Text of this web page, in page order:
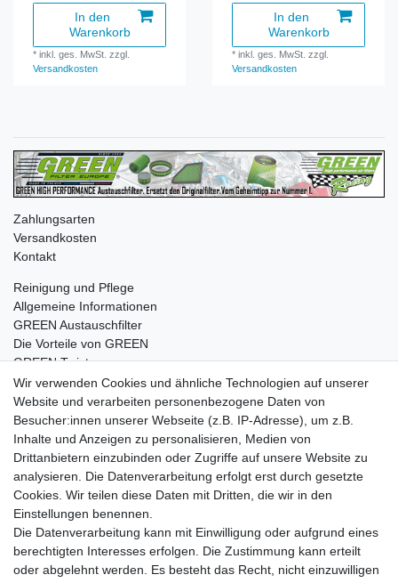
In den
Warenkorb
*inkl. ges. MwSt. zzgl.
Versandkosten
In den
Warenkorb
*inkl. ges. MwSt. zzgl.
Versandkosten
Zahlungsarten
Versandkosten
Kontakt
Reinigung und Pflege
Allgemeine Informationen
GREEN Austauschfilter
Die Vorteile von GREEN
GREEN Twister
Impressum Daten­schutz­erklärung AGB
Barrierefreiheitserklärung Widerrufs­recht
Vertrag widerrufen Kontakt
Wir verwenden Cookies und ähnliche Technologien auf unserer
Website und verarbeiten personenbezogene Daten von
Besucher:innen unserer Webseite (z.B. IP-Adresse), um z.B.
Inhalte und Anzeigen zu personalisieren, Medien von
Drittanbietern einzubinden oder Zugriffe auf unsere Website zu
analysieren. Die Datenverarbeitung erfolgt erst durch gesetzte
Cookies. Wir teilen diese Daten mit Dritten, die wir in den
Einstellungen benennen.
Die Datenverarbeitung kann mit Einwilligung oder aufgrund eines
berechtigten Interesses erfolgen. Die Zustimmung kann erteilt
oder abgelehnt werden. Es besteht das Recht, nicht einzuwilligen